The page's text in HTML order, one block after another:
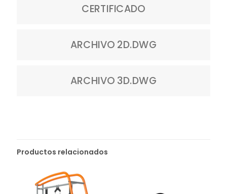
CERTIFICADO
ARCHIVO 2D.DWG
ARCHIVO 3D.DWG
Productos relacionados